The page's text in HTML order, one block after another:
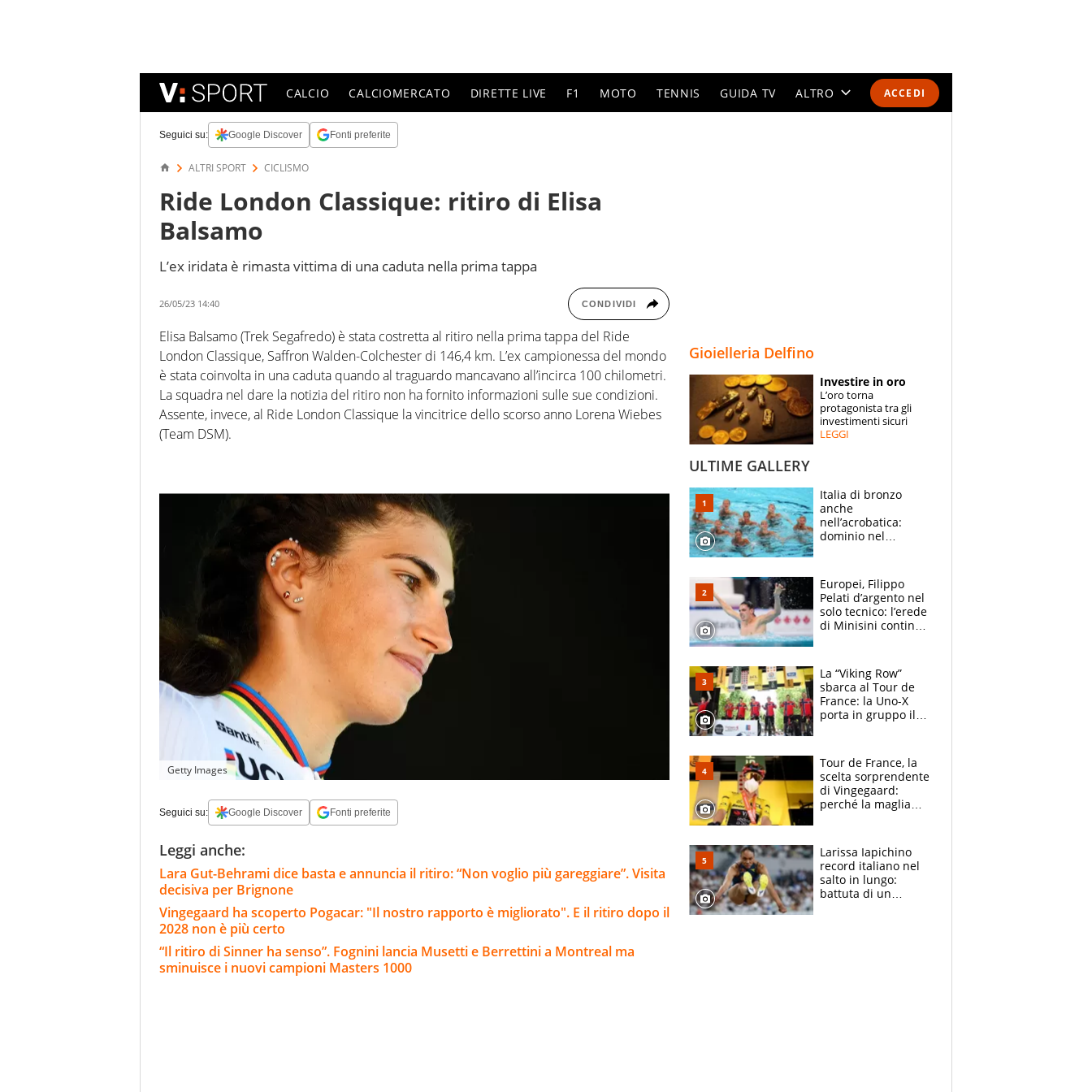
ACCEDI
CALCIO CALCIOMERCATO DIRETTE LIVE F1 MOTO TENNIS GUIDA TV ALTRO
SPECIALI
ESPERTI
Seguici su: Google Discover Fonti preferite
ALTRI SPORT CICLISMO
Ride London Classique: ritiro di Elisa
Balsamo
L’ex iridata è rimasta vittima di una caduta nella prima tappa
26/05/23 14:40 CONDIVIDI
Elisa Balsamo (Trek Segafredo) è stata costretta al ritiro nella prima tappa del Ride
London Classique, Saffron Walden-Colchester di 146,4 km. L’ex campionessa del mondo
è stata coinvolta in una caduta quando al traguardo mancavano all’incirca 100 chilometri.
La squadra nel dare la notizia del ritiro non ha fornito informazioni sulle sue condizioni.
Assente, invece, al Ride London Classique la vincitrice dello scorso anno Lorena Wiebes
(Team DSM).
Getty Images
Seguici su: Google Discover Fonti preferite
Leggi anche:
Lara Gut-Behrami dice basta e annuncia il ritiro: “Non voglio più gareggiare”. Visita
decisiva per Brignone
Vingegaard ha scoperto Pogacar: "Il nostro rapporto è migliorato". E il ritiro dopo il
2028 non è più certo
“Il ritiro di Sinner ha senso”. Fognini lancia Musetti e Berrettini a Montreal ma
sminuisce i nuovi campioni Masters 1000
Gioielleria Delfino
Investire in oro
L’oro torna
protagonista tra gli
investimenti sicuri
LEGGI
ULTIME GALLERY
Italia di bronzo
anche
nell’acrobatica:
dominio nel
e compagni
continuare
Europei, Filippo
Pelati d’argento nel
solo tecnico: l’erede
di Minisini continua
mirino
La “Viking Row”
sbarca al Tour de
France: la Uno-X
porta in gruppo il
compagni
Tour de France, la
scelta sorprendente
di Vingegaard:
perché la maglia
rischio da evitare
Larissa Iapichino
record italiano nel
salto in lungo:
battuta di un